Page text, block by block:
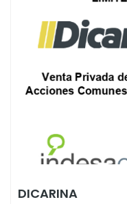
DICARINA